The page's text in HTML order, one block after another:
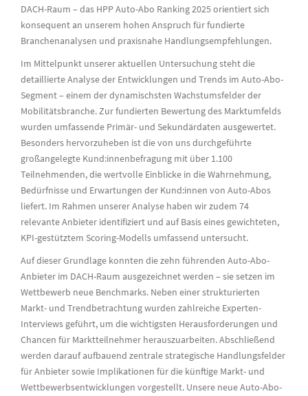
DACH-Raum – das HPP Auto-Abo Ranking 2025 orientiert sich
konsequent an unserem hohen Anspruch für fundierte
Branchenanalysen und praxisnahe Handlungsempfehlungen.
Im Mittelpunkt unserer aktuellen Untersuchung steht die
detaillierte Analyse der Entwicklungen und Trends im Auto-Abo-
Segment – einem der dynamischsten Wachstumsfelder der
Mobilitätsbranche. Zur fundierten Bewertung des Marktumfelds
wurden umfassende Primär- und Sekundärdaten ausgewertet.
Besonders hervorzuheben ist die von uns durchgeführte
großangelegte Kund:innenbefragung mit über 1.100
Teilnehmenden, die wertvolle Einblicke in die Wahrnehmung,
Bedürfnisse und Erwartungen der Kund:innen von Auto-Abos
liefert. Im Rahmen unserer Analyse haben wir zudem 74
relevante Anbieter identifiziert und auf Basis eines gewichteten,
KPI-gestütztem Scoring-Modells umfassend untersucht.
Auf dieser Grundlage konnten die zehn führenden Auto-Abo-
Anbieter im DACH-Raum ausgezeichnet werden – sie setzen im
Wettbewerb neue Benchmarks. Neben einer strukturierten
Markt- und Trendbetrachtung wurden zahlreiche Experten-
Interviews geführt, um die wichtigsten Herausforderungen und
Chancen für Marktteilnehmer herauszuarbeiten. Abschließend
werden darauf aufbauend zentrale strategische Handlungsfelder
für Anbieter sowie Implikationen für die künftige Markt- und
Wettbewerbsentwicklungen vorgestellt. Unsere neue Auto-Abo-